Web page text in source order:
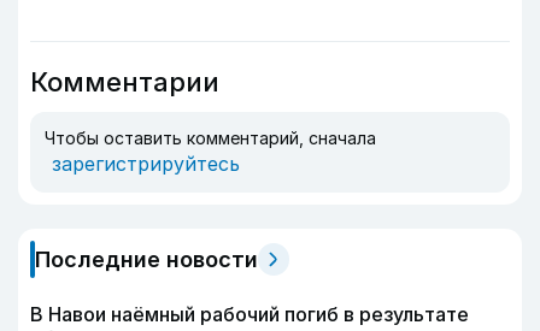
Комментарии
Чтобы оставить комментарий, сначала
зарегистрируйтесь
Последние новости
В Навои наёмный рабочий погиб в результате